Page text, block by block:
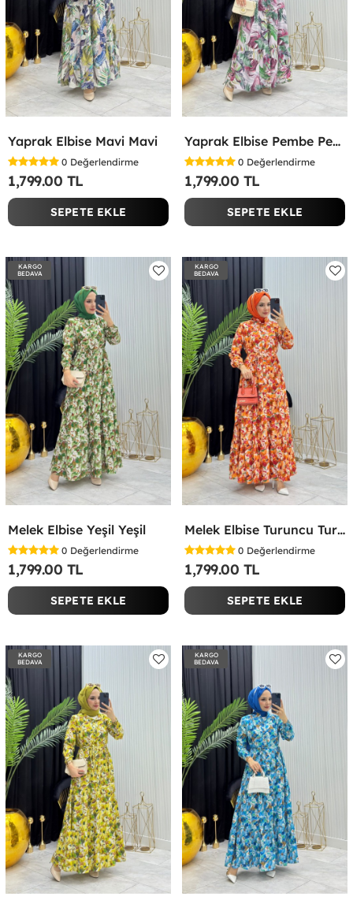
Yaprak Elbise Mavi Mavi
0 Değerlendirme
1,799.00 TL
SEPETE EKLE
Yaprak Elbise Pembe Pembe
0 Değerlendirme
1,799.00 TL
SEPETE EKLE
KARGO
BEDAVA
Melek Elbise Yeşil Yeşil
0 Değerlendirme
1,799.00 TL
SEPETE EKLE
KARGO
BEDAVA
Melek Elbise Turuncu Turuncu
0 Değerlendirme
1,799.00 TL
SEPETE EKLE
KARGO
BEDAVA
KARGO
BEDAVA